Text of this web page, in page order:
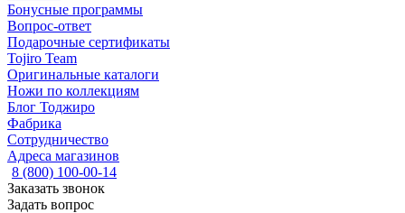
Бонусные программы
Вопрос-ответ
Подарочные сертификаты
Tojiro Team
Оригинальные каталоги
Ножи по коллекциям
Блог Тоджиро
Фабрика
Сотрудничество
Адреса магазинов
8 (800) 100-00-14
Заказать звонок
Задать вопрос